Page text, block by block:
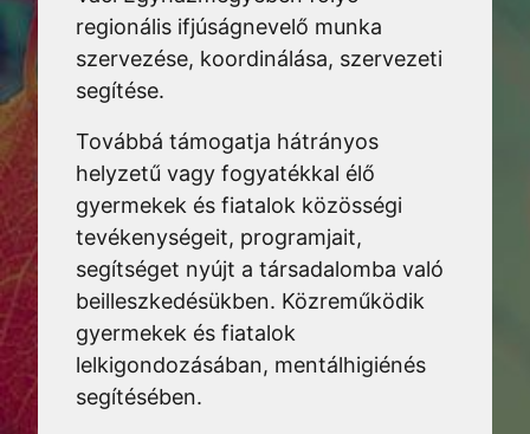
regionális ifjúságnevelő munka
szervezése, koordinálása, szervezeti
segítése.
Továbbá támogatja hátrányos
helyzetű vagy fogyatékkal élő
gyermekek és fiatalok közösségi
tevékenységeit, programjait,
segítséget nyújt a társadalomba való
beilleszkedésükben. Közreműködik
gyermekek és fiatalok
lelkigondozásában, mentálhigiénés
segítésében.